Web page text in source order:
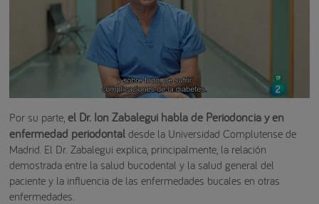
Por su parte, el Dr. Ion Zabalegui habla de Periodoncia y en
enfermedad periodontaldesde la Universidad Complutense de
Madrid. El Dr. Zabalegui explica, principalmente, la relación
demostrada entre la salud bucodental y la salud general del
paciente y la influencia de las enfermedades bucales en otras
enfermedades.